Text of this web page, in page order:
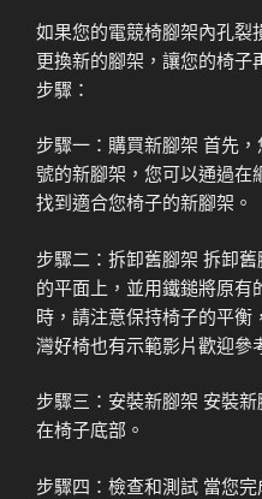
如果您的電競椅腳架內孔裂
更換新的腳架，讓您的椅子
步驟：
步驟一：購買新腳架 首先
號的新腳架，您可以通過在
找到適合您椅子的新腳架。
步驟二：拆卸舊腳架 拆卸
的平面上，並用鐵鎚將原有
時，請注意保持椅子的平衡
灣好椅也有示範影片歡迎參
步驟三：安裝新腳架 安裝
在椅子底部。
步驟四：檢查和測試 當您